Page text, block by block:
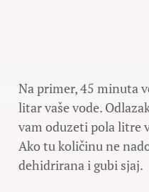
Na primer, 45 minuta
litar vaše vode.
vam oduzeti pola litre
Ako tu količinu ne
dehidrirana i gubi sjaj.